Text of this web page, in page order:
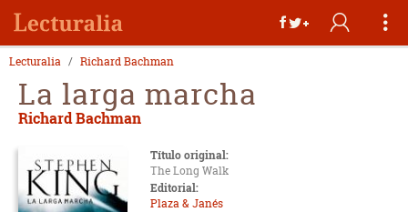
Lecturalia Richard Bachman
La larga marcha
Richard Bachman
Título original:
The Long Walk
Editorial:
Plaza & Janés